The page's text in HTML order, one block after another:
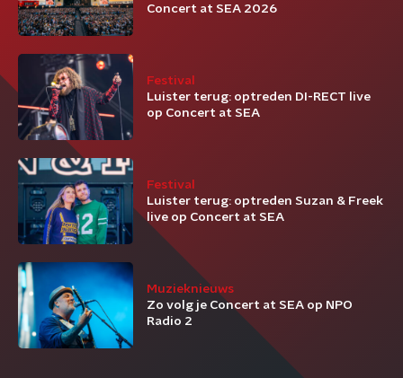
Concert at SEA 2026
Festival
Luister terug: optreden DI-RECT live
op Concert at SEA
Festival
Luister terug: optreden Suzan & Freek
live op Concert at SEA
Muzieknieuws
Zo volg je Concert at SEA op NPO
Radio 2